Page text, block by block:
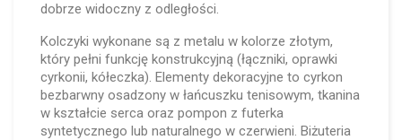
dobrze widoczny z odległości.
Kolczyki wykonane są z metalu w kolorze złotym,
który pełni funkcję konstrukcyjną (łączniki, oprawki
cyrkonii, kółeczka). Elementy dekoracyjne to cyrkon
bezbarwny osadzony w łańcuszku tenisowym, tkanina
w kształcie serca oraz pompon z futerka
syntetycznego lub naturalnego w czerwieni. Biżuteria